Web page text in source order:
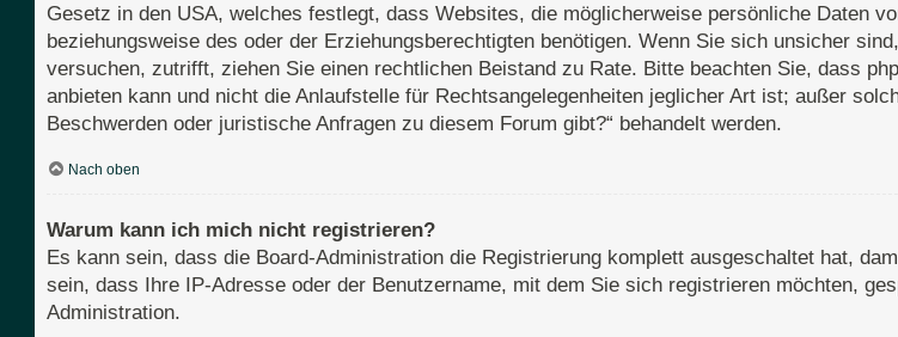
Gesetz in den USA, welches festlegt, dass Websites, die möglicherweise persönliche Daten
beziehungsweise des oder der Erziehungsberechtigten benötigen. Wenn Sie sich unsicher
versuchen, zutrifft, ziehen Sie einen rechtlichen Beistand zu Rate. Bitte beachten Sie, dass
anbieten kann und nicht die Anlaufstelle für Rechtsangelegenheiten jeglicher Art ist; außer
Beschwerden oder juristische Anfragen zu diesem Forum gibt?“ behandelt werden.
Nach oben
Warum kann ich mich nicht registrieren?
Es kann sein, dass die Board-Administration die Registrierung komplett ausgeschaltet hat,
sein, dass Ihre IP-Adresse oder der Benutzername, mit dem Sie sich registrieren möchten,
Administration.